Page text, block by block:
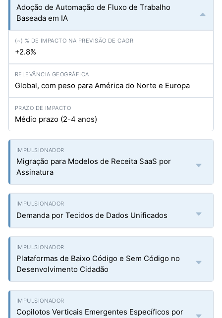
Adoção de Automação de Fluxo de Trabalho
Baseada em IA
+2.8%
Global, com peso para América do Norte e Europa
Médio prazo (2-4 anos)
Migração para Modelos de Receita SaaS por
Assinatura
Demanda por Tecidos de Dados Unificados
Plataformas de Baixo Código e Sem Código no
Desenvolvimento Cidadão
Copilotos Verticais Emergentes Específicos por